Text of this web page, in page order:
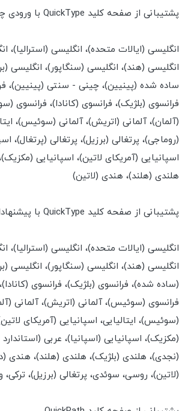
پشتیبانی از صفحه کلید QuickType با ورودی چند زبانه
انگلیسی (ایالات متحده)، انگلیسی (استرالیا)،
انگلیسی (هند)، انگلیسی (سنگاپور)، انگلیسی
ساده شده (پینیین)، چینی - سنتی (پینیین)،
فرانسوی (بلژیک)، فرانسوی (کانادا)، فرانسوی
(آلمان)، آلمانی (اتریش)، آلمانی (سوئیس)،
(روماجی)، پرتغالی (برزیل)، پرتغالی (پرتغال)،
اسپانیایی (آمریکای لاتین)، اسپانیایی
هلندی (هلند)، هندی (لاتین)
پشتیبانی از صفحه کلید QuickType با پیشنهادات متنی
انگلیسی (ایالات متحده)، انگلیسی (استرالیا)،
انگلیسی (هند)، انگلیسی (سنگاپور)، انگلیسی
(ساده شده)، فرانسوی (بلژیک)، فرانسوی
فرانسوی (سوئیس)، آلمانی (اتریش)، آلمانی
(سوئیس)، ایتالیایی، اسپانیایی (آمریکای
(مکزیک)، اسپانیایی (اسپانیا)، عربی
(نجدی)، هلندی (بلژیک)، هلندی (هلند)، هندی
(لاتین)، روسی، سوئدی، پرتغالی (برزیل)، ترکی،